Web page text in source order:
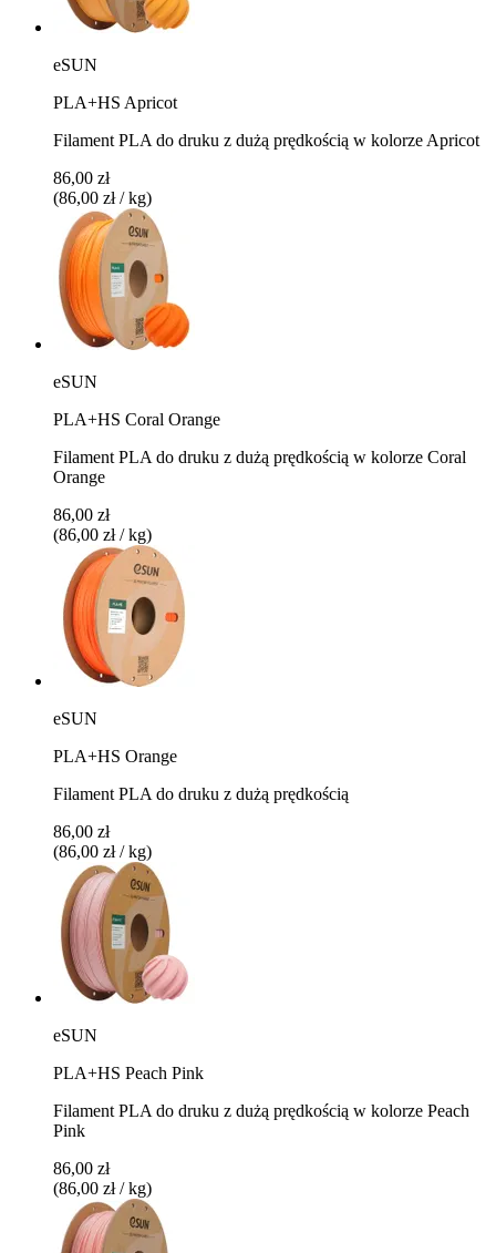
eSUN
PLA+HS Apricot
Filament PLA do druku z dużą prędkością w kolorze Apricot
86,00 zł
(86,00 zł / kg)
eSUN
PLA+HS Coral Orange
Filament PLA do druku z dużą prędkością w kolorze Coral
Orange
86,00 zł
(86,00 zł / kg)
eSUN
PLA+HS Orange
Filament PLA do druku z dużą prędkością
86,00 zł
(86,00 zł / kg)
eSUN
PLA+HS Peach Pink
Filament PLA do druku z dużą prędkością w kolorze Peach
Pink
86,00 zł
(86,00 zł / kg)